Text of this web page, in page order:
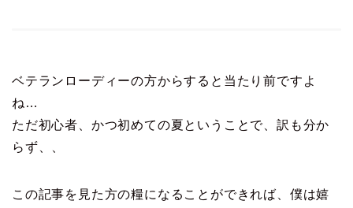
ベテランローディーの方からすると当たり前ですよ
ね…
ただ初心者、かつ初めての夏ということで、訳も分か
らず、、
この記事を見た方の糧になることができれば、僕は嬉